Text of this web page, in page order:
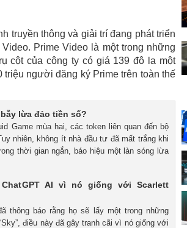
truyền thông và giải trí đang phát triển
Prime Video là một trong những
cột của công ty có giá 139 đô la một
triệu người đăng ký Prime trên toàn thế
lừa đảo tiền số?
Game mùa hai, các token liên quan đến bộ
nhiên, không ít nhà đầu tư đã mất trắng khi
thời gian ngắn, báo hiệu một làn sóng lừa
AI vì nó giống với Scarlett
thông báo rằng họ sẽ lấy một trong những
điều này đã gây tranh cãi vì nó giống với